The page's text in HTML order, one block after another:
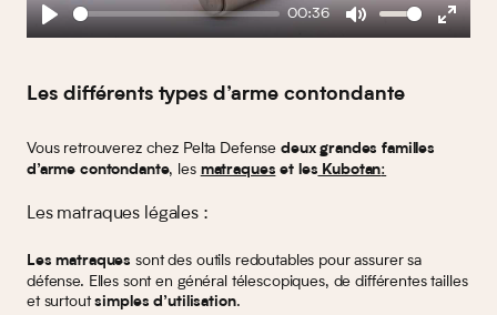
00:36
Les différents types d’arme contondante
Vous retrouverez chez Pelta Defense deux grandes familles
d’arme contondante, les matraques et les Kubotan:
Les matraques légales :
Les matraques sont des outils redoutables pour assurer sa
défense. Elles sont en général télescopiques, de différentes tailles
et surtoutsimples d’utilisation.